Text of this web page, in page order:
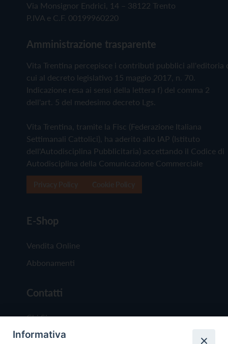
Via Monsignor Endrici, 14 – 38122 Trento
P.IVA e C.F. 00199960220
Amministrazione trasparente
Vita Trentina percepisce i contributi pubblici all'editoria
cui al decreto legislativo 15 maggio 2017, n. 70.
Indicazione resa ai sensi della lettera f) del comma 2
dell'art. 5 del medesimo decreto Lgs.
Vita Trentina, tramite la Fisc (Federazione Italiana
Settimanali Cattolici), ha aderito allo IAP (Istituto
dell'Autodisciplina Pubblicitaria) accettando il Codice di
Autodisciplina della Comunicazione Commerciale
E-Shop
Vendita Online
Abbonamenti
Contatti
Chi Siamo
Redazione
Informativa